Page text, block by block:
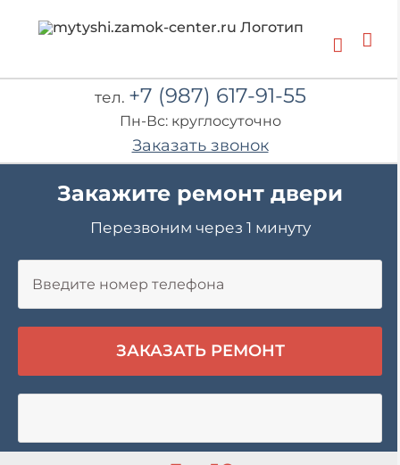
тел. +7 (987) 617-91-55
Пн-Вс: круглосуточно
Заказать звонок
Закажите ремонт двери
Перезвоним через 1 минуту